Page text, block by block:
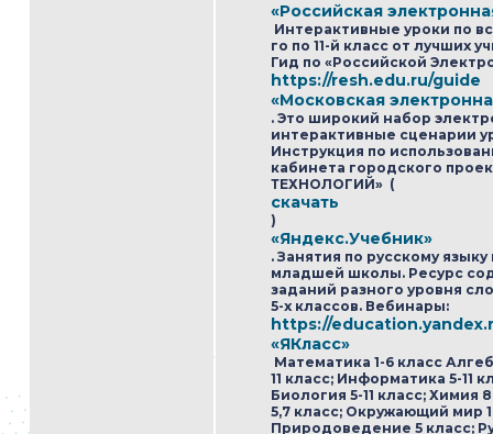
«Российская
Интерактивные уроки по
го по 11-й класс от лучших
Гид по «Российской
https://resh.edu.ru/guide
«Московская
. Это широкий набор
интерактивные сценарии
Инструкция по
кабинета городского
ТЕХНОЛОГИЙ» (
скачать
)
«Яндекс.Учебник»
. Занятия по русскому
младшей школы. Ресурс
заданий разного уровня
5-х классов. Вебинары:
https://
«ЯКласс»
Математика 1-6 класс
11 класс; Информатика 5-11
Биология 5-11 класс; Химия
5,7 класс; Окружающий мир
Природоведение 5 класс;